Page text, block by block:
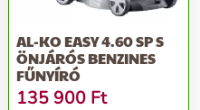
AL-KO EASY 4.60 SP S
ÖNJÁRÓS BENZINES
FŰNYÍRÓ
135 900 Ft